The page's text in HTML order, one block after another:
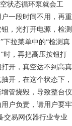
状态循环泵就会工
一段时间不用，再重
，光打开电源，检测
下拉菜单中的“检测真
时，再把高压按钮打
开，真空达不到高真
开，在这个状态下，
管烧毁，导致整台仪
户负责，请用户要牢
交易网仪器行业专业